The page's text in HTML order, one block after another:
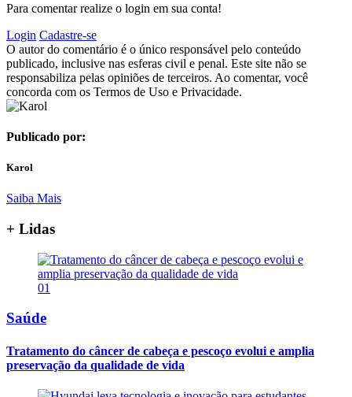
Para comentar realize o login em sua conta!
Login Cadastre-se
O autor do comentário é o único responsável pelo conteúdo
publicado, inclusive nas esferas civil e penal. Este site não se
responsabiliza pelas opiniões de terceiros. Ao comentar, você
concorda com os Termos de Uso e Privacidade.
Publicado por:
Karol
Saiba Mais
+ Lidas
01
Saúde
Tratamento do câncer de cabeça e pescoço evolui e amplia
preservação da qualidade de vida